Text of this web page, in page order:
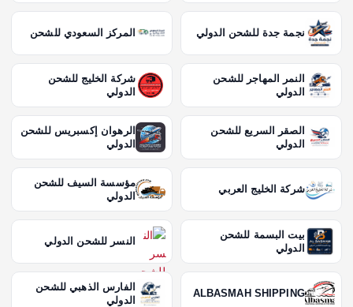
نجمة جدة للشحن الدولي المركز السعودي للشحن
النمر المهاجر للشحن
الدولي
شركة الخليج للشحن
الدولي
الصقر السريع للشحن
الدولي
الرهوان إكسبريس للشحن
الدولي
شركة الخليج العربي
مؤسسة السيف للشحن
الدولي
بيت البسمة للشحن
الدولي
النسر للشحن الدولي
ALBASMAH SHIPPING
الفارس الذهبي للشحن
الدولي